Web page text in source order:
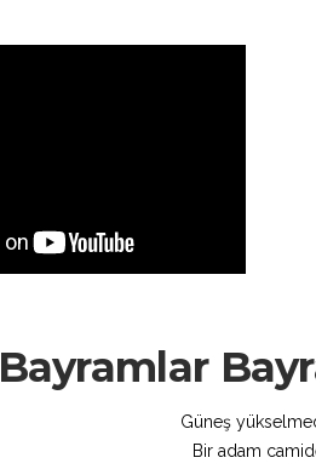
Bayramlar
Güneş
Bir adam